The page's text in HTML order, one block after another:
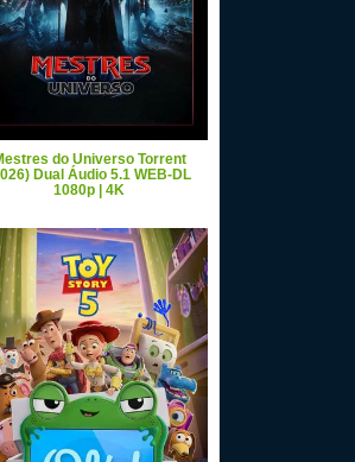
do Universo Torrent
Dual Áudio 5.1 WEB-DL
1080p | 4K